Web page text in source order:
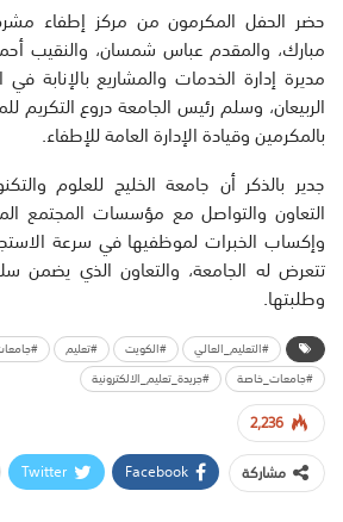
حضر الحفل المكرمون من مركز إطفاء
مبارك، والمقدم عباس شمسان، والنقيب
مديرة إدارة الخدمات والمشاريع بالإنابة
الربيعان، وسلم رئيس الجامعة دروع
بالمكرمين وقيادة الإدارة العامة للإطفاء.
جدير بالذكر أن جامعة الخليج للعلوم
التعاون والتواصل مع مؤسسات المجتمع
وإكساب الخبرات لموظفيها في سرعة
تتعرض له الجامعة، والتعاون الذي يضمن
وطلبتها.
#التعليم_العالي #الكويت #تعليم
#جامعات_خاصة
#جريدة_تعليم_الالكترونية
2,236
مشاركة
Facebook
Twitter